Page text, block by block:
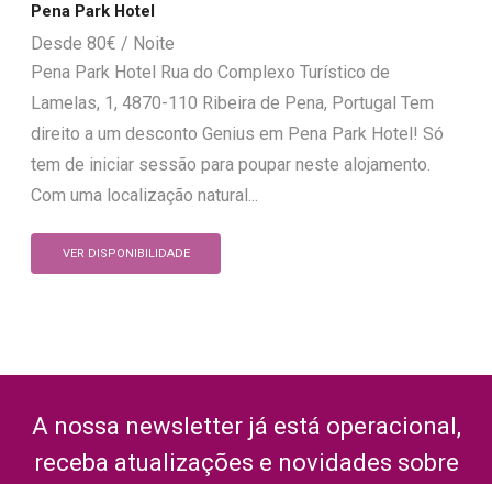
Pena Park Hotel
80€
Pena Park Hotel Rua do Complexo Turístico de
Lamelas, 1, 4870-110 Ribeira de Pena, Portugal Tem
direito a um desconto Genius em Pena Park Hotel! Só
tem de iniciar sessão para poupar neste alojamento.
Com uma localização natural...
VER DISPONIBILIDADE
A nossa newsletter já está operacional,
receba atualizações e novidades sobre